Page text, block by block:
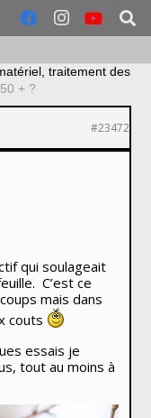
traitement des
+ ?
#23472
qui soulageait
C’est ce
mais dans
couts
essais je
tout au moins à